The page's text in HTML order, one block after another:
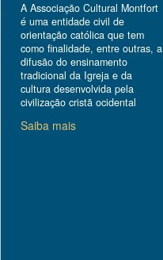
A Associação Cultural Montfort
é uma entidade civil de
orientação católica que tem
como finalidade, entre outras, a
difusão do ensinamento
tradicional da Igreja e da
cultura desenvolvida pela
civilização cristã ocidental
Saiba mais